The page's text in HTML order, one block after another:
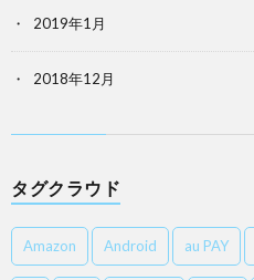
2019年1月
2018年12月
タグクラウド
Amazon Android au PAY